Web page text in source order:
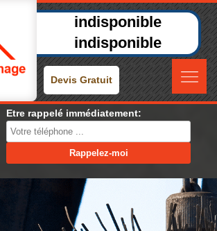
indisponible
indisponible
Devis Gratuit
Etre rappelé immédiatement: